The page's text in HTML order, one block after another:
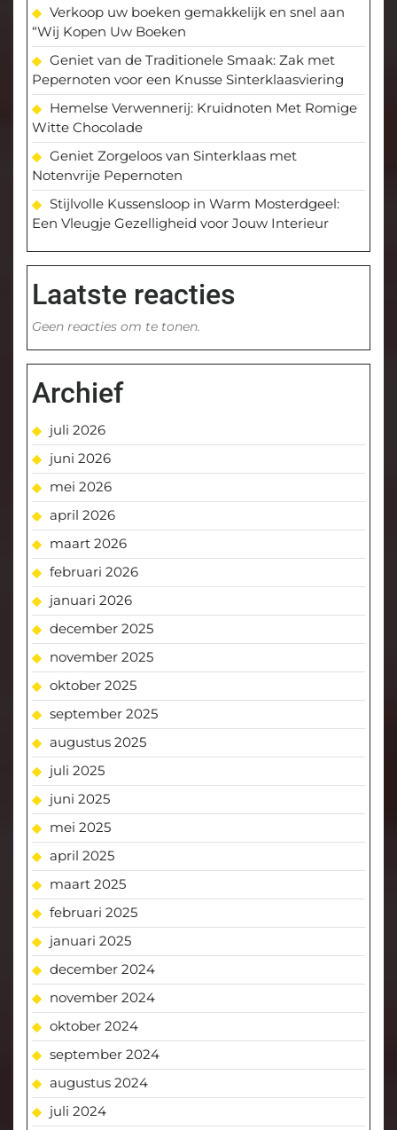
Verkoop uw boeken gemakkelijk en snel aan
“Wij Kopen Uw Boeken
Geniet van de Traditionele Smaak: Zak met
Pepernoten voor een Knusse Sinterklaasviering
Hemelse Verwennerij: Kruidnoten Met Romige
Witte Chocolade
Geniet Zorgeloos van Sinterklaas met
Notenvrije Pepernoten
Stijlvolle Kussensloop in Warm Mosterdgeel:
Een Vleugje Gezelligheid voor Jouw Interieur
Laatste reacties
Geen reacties om te tonen.
Archief
juli 2026
juni 2026
mei 2026
april 2026
maart 2026
februari 2026
januari 2026
december 2025
november 2025
oktober 2025
september 2025
augustus 2025
juli 2025
juni 2025
mei 2025
april 2025
maart 2025
februari 2025
januari 2025
december 2024
november 2024
oktober 2024
september 2024
augustus 2024
juli 2024